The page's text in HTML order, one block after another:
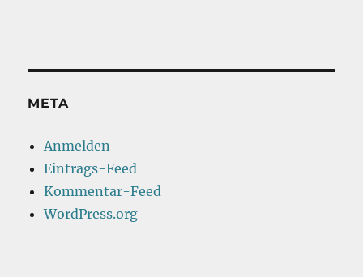
META
Anmelden
Eintrags-Feed
Kommentar-Feed
WordPress.org